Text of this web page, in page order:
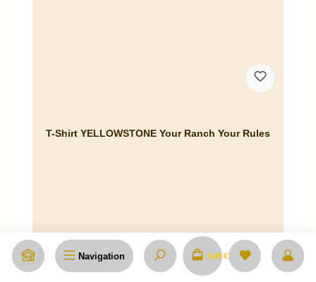
Navigation 0,00 €
T-Shirt YELLOWSTONE Your Ranch Your Rules
Regulärer Preis:
44,90 €
Preise inkl. MwSt. zzgl. Versandkosten